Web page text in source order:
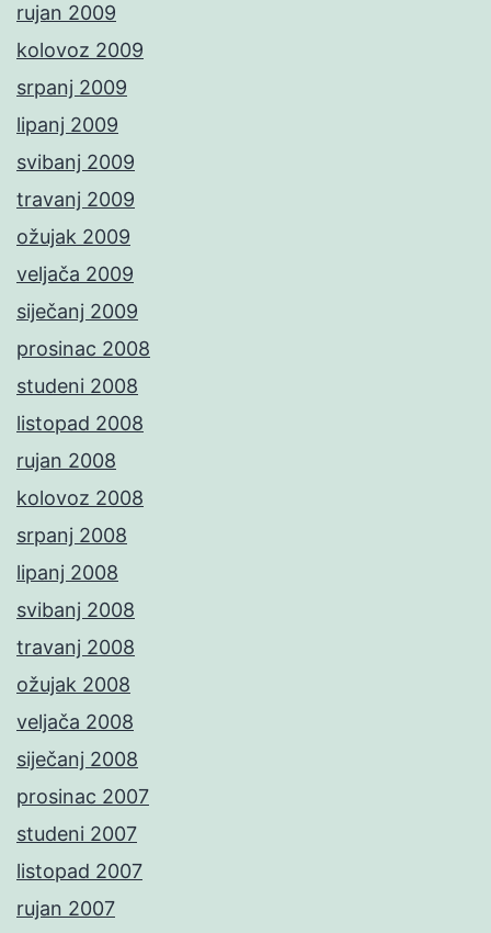
rujan 2009
kolovoz 2009
srpanj 2009
lipanj 2009
svibanj 2009
travanj 2009
ožujak 2009
veljača 2009
siječanj 2009
prosinac 2008
studeni 2008
listopad 2008
rujan 2008
kolovoz 2008
srpanj 2008
lipanj 2008
svibanj 2008
travanj 2008
ožujak 2008
veljača 2008
siječanj 2008
prosinac 2007
studeni 2007
listopad 2007
rujan 2007